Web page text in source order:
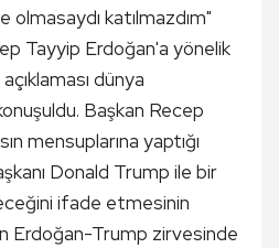
olmasaydı katılmazdım"
Tayyip Erdoğan'a yönelik
dünya
Başkan Recep
mensuplarına yaptığı
Donald Trump ile bir
ifade etmesinin
Erdoğan-Trump zirvesinde